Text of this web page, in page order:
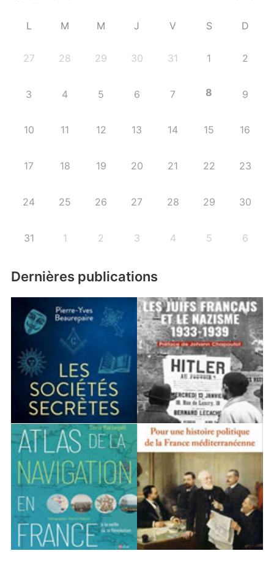
L M M J V S D
27 28 29 30 31 1 2
3 4 5 6 7 8 9
10 11 12 13 14 15 16
17 18 19 20 21 22 23
24 25 26 27 28 29 30
31 1 2 3 4 5 6
Dernières publications